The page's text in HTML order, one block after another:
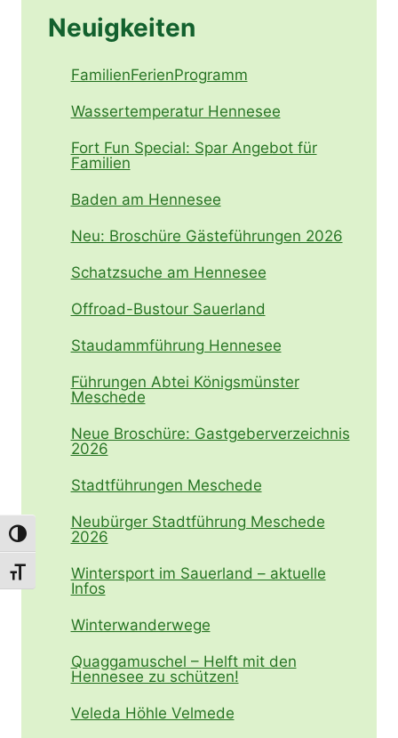
Umschalten auf hohe Kontraste
Schrift vergrößern
Neuigkeiten
FamilienFerienProgramm
Wassertemperatur Hennesee
Fort Fun Special: Spar Angebot für
Familien
Baden am Hennesee
Neu: Broschüre Gästeführungen 2026
Schatzsuche am Hennesee
Offroad-Bustour Sauerland
Staudammführung Hennesee
Führungen Abtei Königsmünster
Meschede
Neue Broschüre: Gastgeberverzeichnis
2026
Stadtführungen Meschede
Neubürger Stadtführung Meschede
2026
Wintersport im Sauerland – aktuelle
Infos
Winterwanderwege
Quaggamuschel – Helft mit den
Hennesee zu schützen!
Veleda Höhle Velmede